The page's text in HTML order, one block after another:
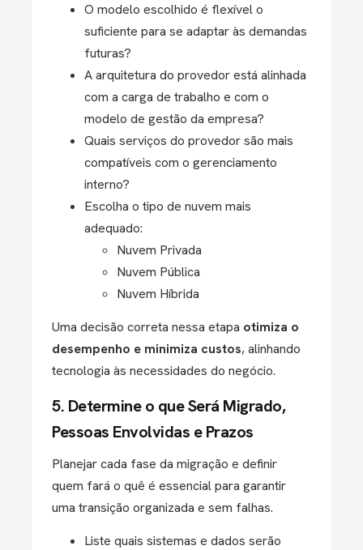
O modelo escolhido é flexível o
suficiente para se adaptar às demandas
futuras?
A arquitetura do provedor está alinhada
com a carga de trabalho e com o
modelo de gestão da empresa?
Quais serviços do provedor são mais
compatíveis com o gerenciamento
interno?
Escolha o tipo de nuvem mais
adequado:
Nuvem Privada
Nuvem Pública
Nuvem Híbrida
Uma decisão correta nessa etapa otimiza o
desempenho e minimiza custos, alinhando
tecnologia às necessidades do negócio.
5. Determine o que Será Migrado,
Pessoas Envolvidas e Prazos
Planejar cada fase da migração e definir
quem fará o quê é essencial para garantir
uma transição organizada e sem falhas.
Liste quais sistemas e dados serão